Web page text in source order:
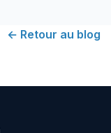
← Retour au blog